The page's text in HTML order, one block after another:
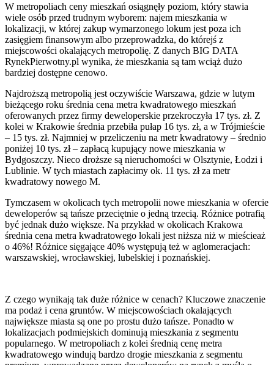
W metropoliach ceny mieszkań osiągnęły poziom, który stawia
wiele osób przed trudnym wyborem: najem mieszkania w
lokalizacji, w której zakup wymarzonego lokum jest poza ich
zasięgiem finansowym albo przeprowadzka, do którejś z
miejscowości okalających metropolię. Z danych BIG DATA
RynekPierwotny.pl wynika, że mieszkania są tam wciąż dużo
bardziej dostępne cenowo.
Najdroższą metropolią jest oczywiście Warszawa, gdzie w lutym
bieżącego roku średnia cena metra kwadratowego mieszkań
oferowanych przez firmy deweloperskie przekroczyła 17 tys. zł. Z
kolei w Krakowie średnia przebiła pułap 16 tys. zł, a w Trójmieście
– 15 tys. zł. Najmniej w przeliczeniu na metr kwadratowy – średnio
poniżej 10 tys. zł – zapłacą kupujący nowe mieszkania w
Bydgoszczy. Nieco droższe są nieruchomości w Olsztynie, Łodzi i
Lublinie. W tych miastach zapłacimy ok. 11 tys. zł za metr
kwadratowy nowego M.
Tymczasem w okolicach tych metropolii nowe mieszkania w ofercie
deweloperów są tańsze przeciętnie o jedną trzecią. Różnice potrafią
być jednak dużo większe. Na przykład w okolicach Krakowa
średnia cena metra kwadratowego lokali jest niższa niż w mieścieaż
o 46%! Różnice sięgające 40% występują też w aglomeracjach:
warszawskiej, wrocławskiej, lubelskiej i poznańskiej.
Z czego wynikają tak duże różnice w cenach? Kluczowe znaczenie
ma podaż i cena gruntów. W miejscowościach okalających
największe miasta są one po prostu dużo tańsze. Ponadto w
lokalizacjach podmiejskich dominują mieszkania z segmentu
popularnego. W metropoliach z kolei średnią cenę metra
kwadratowego windują bardzo drogie mieszkania z segmentu